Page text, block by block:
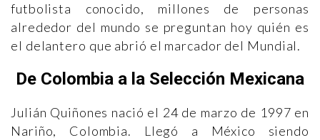
futbolista conocido, millones de personas
alrededor del mundo se preguntan hoy quién es
el delantero que abrió el marcador del Mundial.
De Colombia a la Selección Mexicana
Julián Quiñones nació el 24 de marzo de 1997 en
Nariño, Colombia. Llegó a México siendo